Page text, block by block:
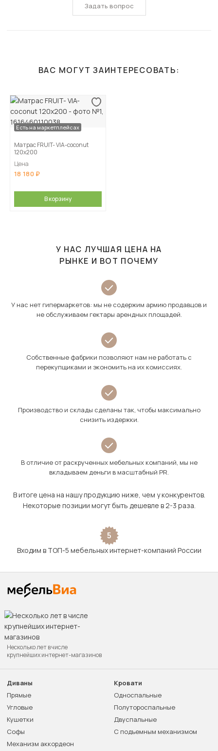
Задать вопрос
ВАС МОГУТ ЗАИНТЕРЕСОВАТЬ:
Есть на маркетплейсах
Матрас FRUIT- VIA-coconut
120х200
Цена
18 180
В корзину
У НАС ЛУЧШАЯ ЦЕНА НА
РЫНКЕ И ВОТ ПОЧЕМУ
У нас нет гипермаркетов: мы не содержим армию продавцов и
не обслуживаем гектары арендных площадей.
Собственные фабрики позволяют нам не работать с
перекупщиками и экономить на их комиссиях.
Производство и склады сделаны так, чтобы максимально
снизить издержки.
В отличие от раскрученных мебельных компаний, мы не
вкладываем деньги в масштабный PR.
В итоге цена на нашу продукцию ниже, чем у конкурентов.
Некоторые позиции могут быть дешевле в 2-3 раза.
5
Входим в ТОП-5 мебельных интернет-компаний России
Несколько лет в числе
крупнейших интернет-магазинов
Диваны
Прямые
Угловые
Кушетки
Софы
Механизм аккордеон
Кровати
Односпальные
Полутороспальные
Двуспальные
С подъемным механизмом